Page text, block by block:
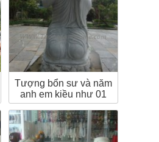
Tượng bổn sư và năm
anh em kiều như 01